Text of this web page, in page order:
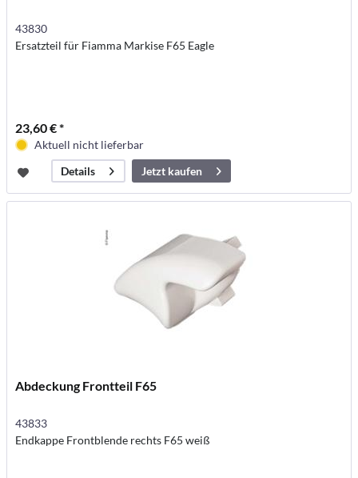
43830
Ersatzteil für Fiamma Markise F65 Eagle
23,60 € *
Aktuell nicht lieferbar
Details
Jetzt kaufen
Abdeckung Frontteil F65
43833
Endkappe Frontblende rechts F65 weiß